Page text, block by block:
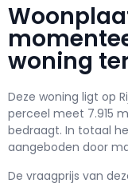
woning
Deze woning ligt op
perceel meet 7.915
bedraagt. In totaal
aangeboden door
De vraagprijs van